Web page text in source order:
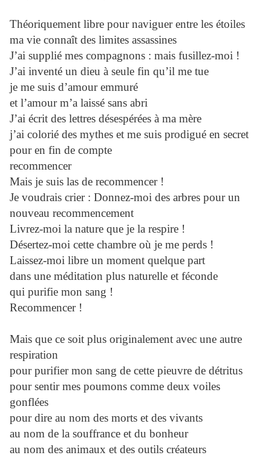
Théoriquement libre pour naviguer entre les étoiles
ma vie connaît des limites assassines
J’ai supplié mes compagnons : mais fusillez-moi !
J’ai inventé un dieu à seule fin qu’il me tue
je me suis d’amour emmuré
et l’amour m’a laissé sans abri
J’ai écrit des lettres désespérées à ma mère
j’ai colorié des mythes et me suis prodigué en secret
pour en fin de compte
recommencer
Mais je suis las de recommencer !
Je voudrais crier : Donnez-moi des arbres pour un
nouveau recommencement
Livrez-moi la nature que je la respire !
Désertez-moi cette chambre où je me perds !
Laissez-moi libre un moment quelque part
dans une méditation plus naturelle et féconde
qui purifie mon sang !
Recommencer !
Mais que ce soit plus originalement avec une autre
respiration
pour purifier mon sang de cette pieuvre de détritus
pour sentir mes poumons comme deux voiles
gonflées
pour dire au nom des morts et des vivants
au nom de la souffrance et du bonheur
au nom des animaux et des outils créateurs